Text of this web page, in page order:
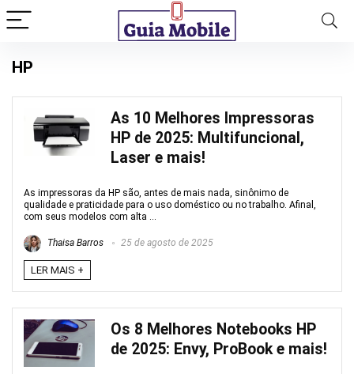
HP
As 10 Melhores Impressoras
HP de 2025: Multifuncional,
Laser e mais!
As impressoras da HP são, antes de mais nada, sinônimo de
qualidade e praticidade para o uso doméstico ou no trabalho. Afinal,
com seus modelos com alta ...
Thaisa Barros 25 de agosto de 2025
LER MAIS +
Os 8 Melhores Notebooks HP
de 2025: Envy, ProBook e mais!